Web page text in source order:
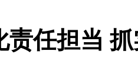
责任担当